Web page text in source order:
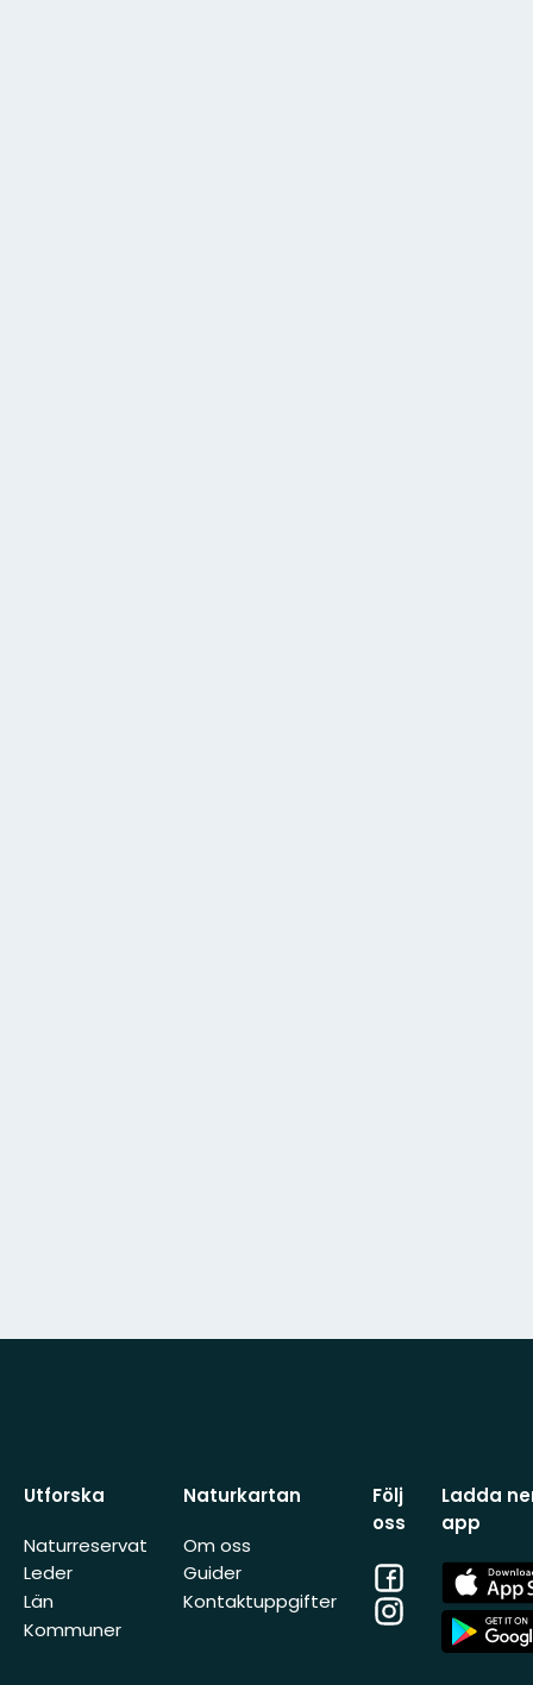
Utforska
Naturreservat
Leder
Län
Kommuner
Naturkartan
Om oss
Guider
Kontaktuppgifter
Följ
oss
Facebook
Instagram
Ladda
app
App
Store
App
Store